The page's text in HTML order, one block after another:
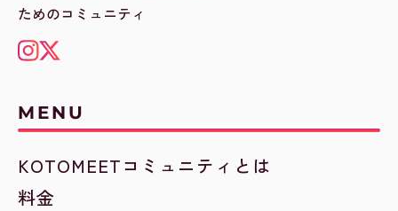
ためのコミュニティ
MENU
KOTOMEETコミュニティとは
料金